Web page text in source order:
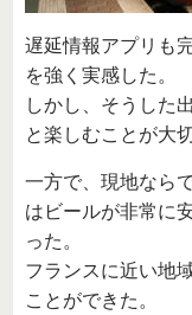
遅延情報アプリも
を強く実感した。
しかし、そうした
と楽しむことが大
一方で、現地なら
はビールが非常に
った。
フランスに近い地
ことができた。